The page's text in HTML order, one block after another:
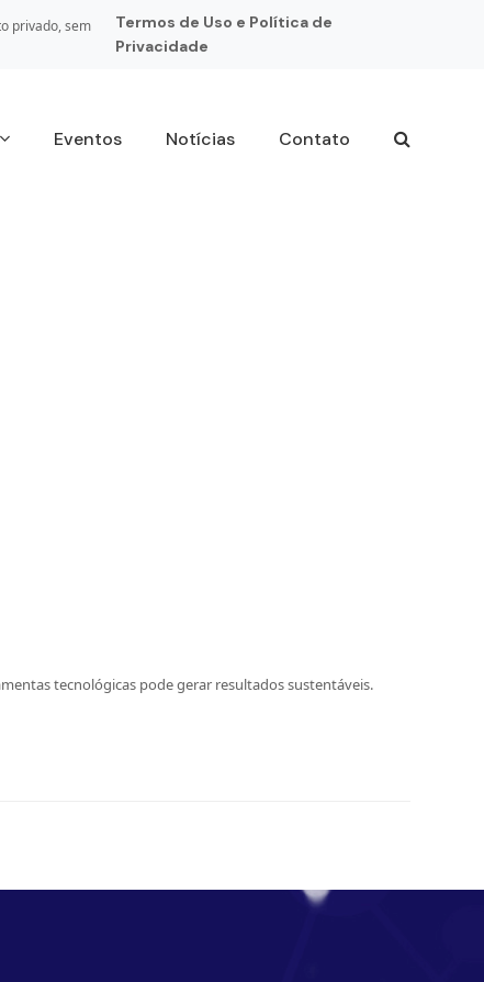
privado, sem
Termos de Uso e Política de
Privacidade
Eventos Notícias Contato
tecnológicas pode gerar resultados sustentáveis.